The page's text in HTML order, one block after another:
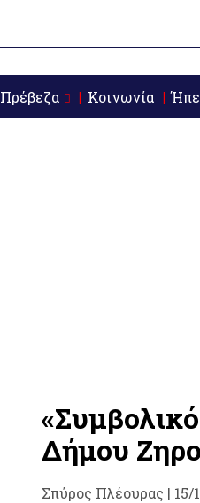
Πρέβεζα Κοινωνία
Δήμου
Σπύρος Πλέουρας | 15/